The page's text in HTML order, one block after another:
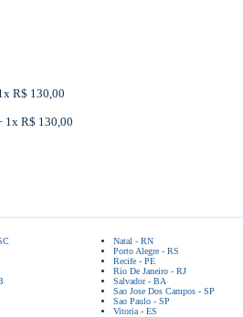
R$ 130,00
1x R$ 130,00
Natal - RN
Porto Alegre - RS
Recife - PE
Rio De Janeiro - RJ
Salvador - BA
Sao Jose Dos Campos - SP
Sao Paulo - SP
Vitoria - ES